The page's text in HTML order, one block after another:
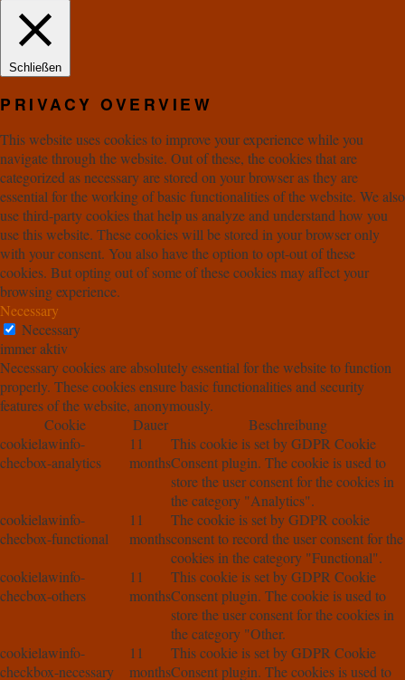
Schließen
PRIVACY OVERVIEW
This website uses cookies to improve your experience while you
navigate through the website. Out of these, the cookies that are
categorized as necessary are stored on your browser as they are
essential for the working of basic functionalities of the website. We also
use third-party cookies that help us analyze and understand how you
use this website. These cookies will be stored in your browser only
with your consent. You also have the option to opt-out of these
cookies. But opting out of some of these cookies may affect your
browsing experience.
Necessary
Necessary
immer aktiv
Necessary cookies are absolutely essential for the website to function
properly. These cookies ensure basic functionalities and security
features of the website, anonymously.
Cookie
Dauer
Beschreibung
cookielawinfo-
checbox-analytics
11
months
This cookie is set by GDPR Cookie
Consent plugin. The cookie is used to
store the user consent for the cookies in
the category "Analytics".
cookielawinfo-
checbox-functional
11
months
The cookie is set by GDPR cookie
consent to record the user consent for the
cookies in the category "Functional".
cookielawinfo-
checbox-others
11
months
This cookie is set by GDPR Cookie
Consent plugin. The cookie is used to
store the user consent for the cookies in
the category "Other.
cookielawinfo-
checkbox-necessary
11
months
This cookie is set by GDPR Cookie
Consent plugin. The cookies is used to